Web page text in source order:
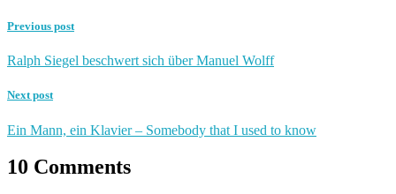
Previous post
Ralph Siegel beschwert sich über Manuel Wolff
Next post
Ein Mann, ein Klavier – Somebody that I used to know
10 Comments